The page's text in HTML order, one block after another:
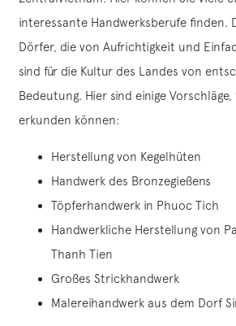
interessante Handwerksberufe finden.
Dörfer, die von Aufrichtigkeit und
sind für die Kultur des Landes von
Bedeutung. Hier sind einige Vorschläge,
erkunden können:
Herstellung von Kegelhüten
Handwerk des Bronzegießens
Töpferhandwerk in Phuoc Tich
Handwerkliche Herstellung von
Thanh Tien
Großes Strickhandwerk
Malereihandwerk aus dem Dorf